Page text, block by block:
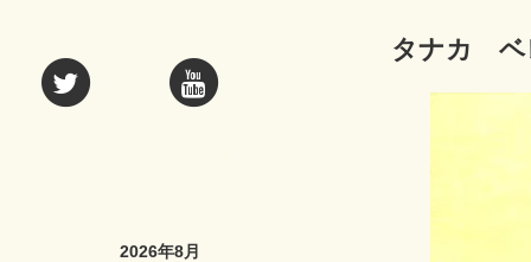
2026年8月
タナカ ベ